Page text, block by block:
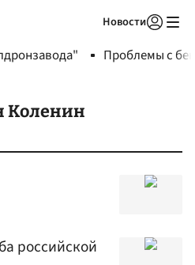
Новости
Проблемы с
Коленин
российской